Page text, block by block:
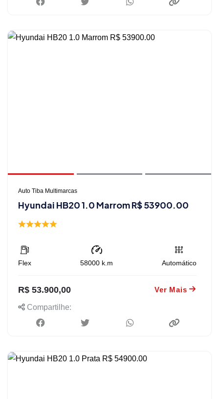
Auto Tiba Multimarcas
Hyundai HB20 1.0 Marrom R$ 53900.00
Flex 58000 k.m Automático
R$ 53.900,00 Ver Mais
Compartilhe: